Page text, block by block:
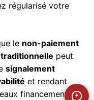
régularisé votre
le non-paiement
peut
signalement
et rendant
financements à